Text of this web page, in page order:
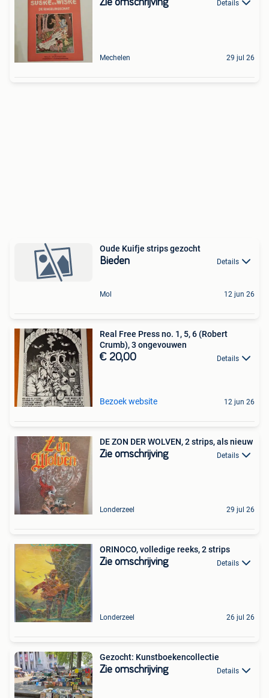
Zie omschrijving Details
Mechelen 29 jul 26
Oude Kuifje strips gezocht
Bieden Details
Mol 12 jun 26
Real Free Press no. 1, 5, 6 (Robert
Crumb), 3 ongevouwen
€ 20,00 Details
Bezoek website 12 jun 26
DE ZON DER WOLVEN, 2 strips, als nieuw
Zie omschrijving Details
Londerzeel 29 jul 26
ORINOCO, volledige reeks, 2 strips
Zie omschrijving Details
Londerzeel 26 jul 26
Gezocht: Kunstboekencollectie
Zie omschrijving Details